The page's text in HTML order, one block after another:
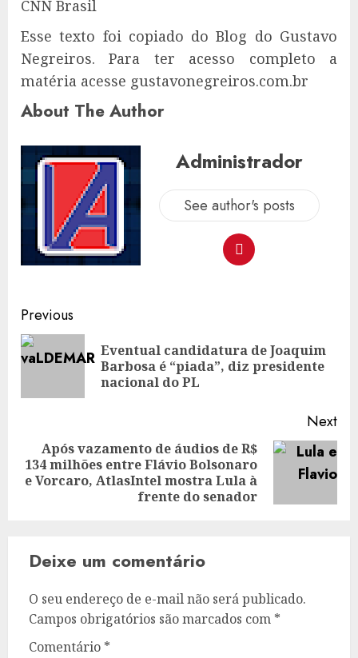
CNN Brasil
Esse texto foi copiado do Blog do Gustavo
Negreiros. Para ter acesso completo a
matéria acesse gustavonegreiros.com.br
About The Author
Administrador
See author's posts
Post
navigation
Previous
Eventual candidatura de Joaquim
Barbosa é “piada”, diz presidente
nacional do PL
Next
Next
post:
Após vazamento de áudios de R$
134 milhões entre Flávio Bolsonaro
e Vorcaro, AtlasIntel mostra Lula à
frente do senador
Deixe um comentário
O seu endereço de e-mail não será publicado.
Campos obrigatórios são marcados com *
Comentário *